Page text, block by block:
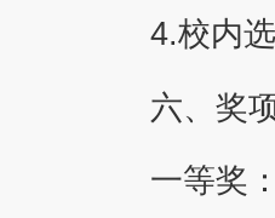
4.校内
六、奖
一等奖